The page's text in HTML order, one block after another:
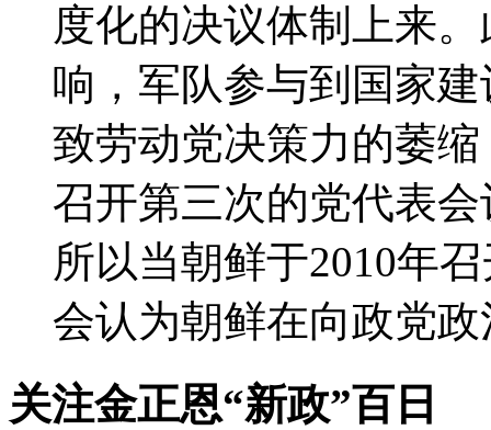
度化的决议体制上来
响，军队参与到国家
致劳动党决策力的萎
召开第三次的党代表
所以当朝鲜于2010年
会认为朝鲜在向政党
关注金正恩“新政”百日